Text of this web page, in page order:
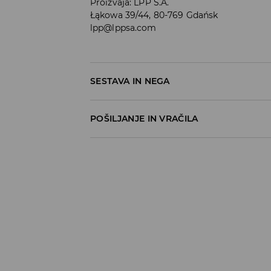
Proizvaja: LPP S.A.
Łąkowa 39/44, 80-769 Gdańsk
lpp@lppsa.com
SESTAVA IN NEGA
POŠILJANJE IN VRAČILA